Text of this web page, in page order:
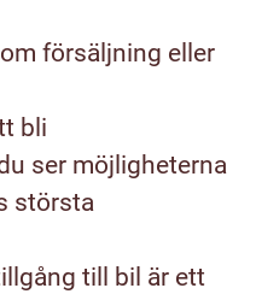
försäljning eller
bli
ser möjligheterna
största
till bil är ett